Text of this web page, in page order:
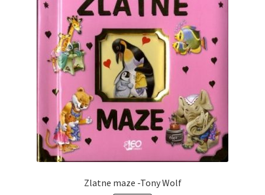
Zlatne maze -Tony Wolf